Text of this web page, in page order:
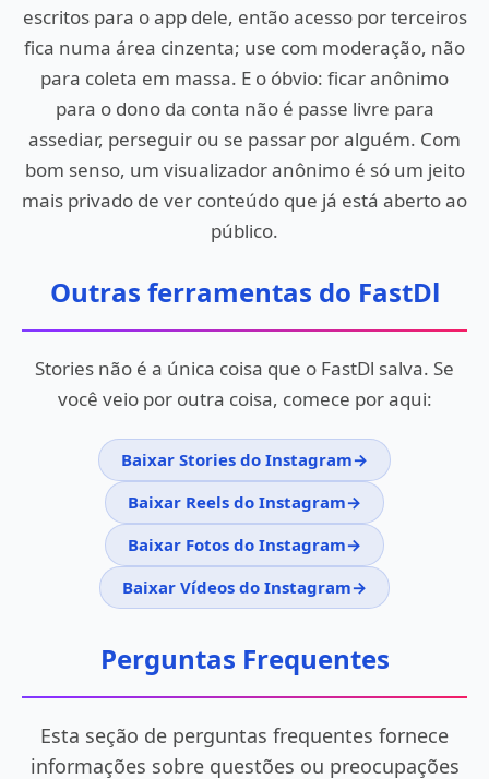
escritos para o app dele, então acesso por terceiros
fica numa área cinzenta; use com moderação, não
para coleta em massa. E o óbvio: ficar anônimo
para o dono da conta não é passe livre para
assediar, perseguir ou se passar por alguém. Com
bom senso, um visualizador anônimo é só um jeito
mais privado de ver conteúdo que já está aberto ao
público.
Outras ferramentas do FastDl
Stories não é a única coisa que o FastDl salva. Se
você veio por outra coisa, comece por aqui:
Baixar Stories do Instagram
Baixar Reels do Instagram
Baixar Fotos do Instagram
Baixar Vídeos do Instagram
Perguntas Frequentes
Esta seção de perguntas frequentes fornece
informações sobre questões ou preocupações